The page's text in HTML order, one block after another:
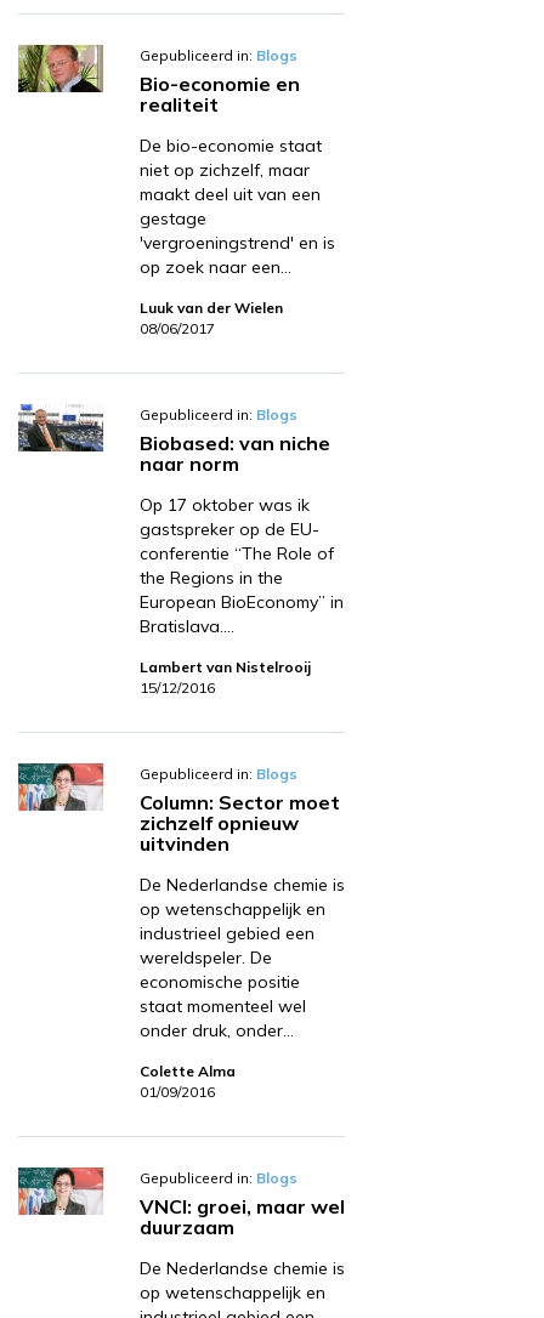
Gepubliceerd in: Blogs
Bio-economie en
realiteit
De bio-economie staat
niet op zichzelf, maar
maakt deel uit van een
gestage
'vergroeningstrend' en is
op zoek naar een…
Luuk van der Wielen
08/06/2017
Gepubliceerd in: Blogs
Biobased: van niche
naar norm
Op 17 oktober was ik
gastspreker op de EU-
conferentie “The Role of
the Regions in the
European BioEconomy” in
Bratislava.…
Lambert van Nistelrooij
15/12/2016
Gepubliceerd in: Blogs
Column: Sector moet
zichzelf opnieuw
uitvinden
De Nederlandse chemie is
op wetenschappelijk en
industrieel gebied een
wereldspeler. De
economische positie
staat momenteel wel
onder druk, onder…
Colette Alma
01/09/2016
Gepubliceerd in: Blogs
VNCI: groei, maar wel
duurzaam
De Nederlandse chemie is
op wetenschappelijk en